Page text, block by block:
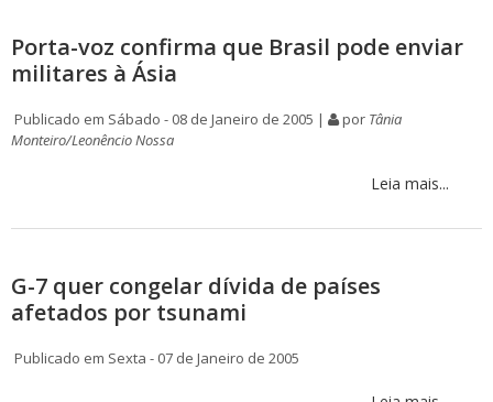
Porta-voz confirma que Brasil pode enviar
militares à Ásia
Publicado em Sábado - 08 de Janeiro de 2005 | por Tânia
Monteiro/Leonêncio Nossa
Leia mais...
G-7 quer congelar dívida de países
afetados por tsunami
Publicado em Sexta - 07 de Janeiro de 2005